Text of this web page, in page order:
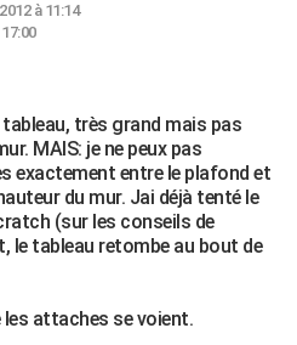
à 11:14
très grand mais pas
MAIS: je ne peux pas
exactement entre le plafond et
du mur. Jai déjà tenté le
(sur les conseils de
le tableau retombe au bout de
les attaches se voient.